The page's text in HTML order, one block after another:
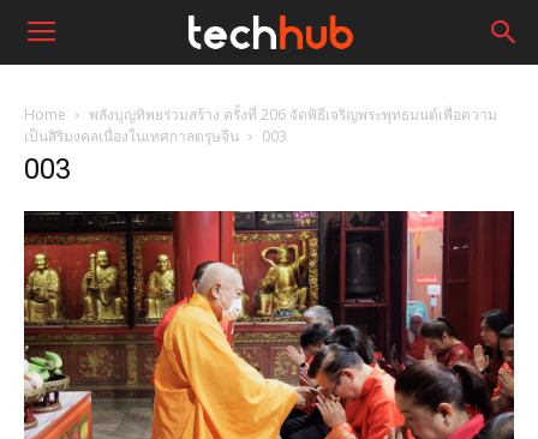
Home
พลังบุญทิพยร่วมสร้าง ครั้งที่ 206 จัดพิธีเจริญพระพุทธมนต์เพื่อความ
เป็นสิริมงคลเนื่องในเทศกาลตรุษจีน
003
003